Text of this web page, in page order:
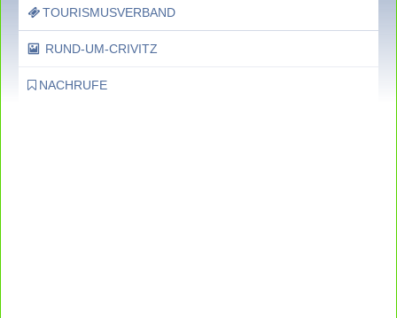
TOURISMUSVERBAND
RUND-UM-CRIVITZ
NACHRUFE